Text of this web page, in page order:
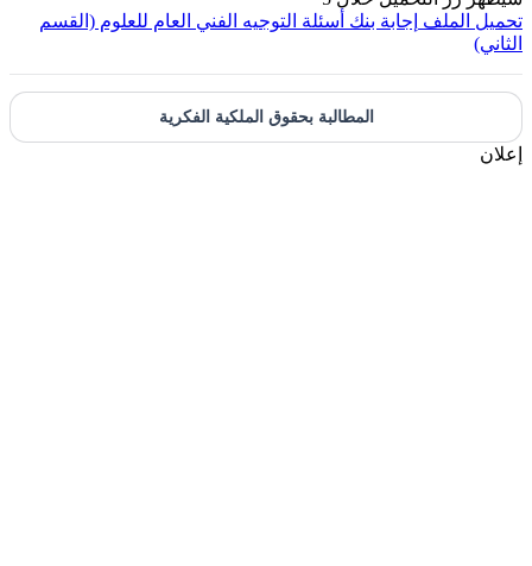
تحميل الملف
إجابة بنك أسئلة التوجيه الفني العام للعلوم (القسم
الثاني)
المطالبة بحقوق الملكية الفكرية
إعلان